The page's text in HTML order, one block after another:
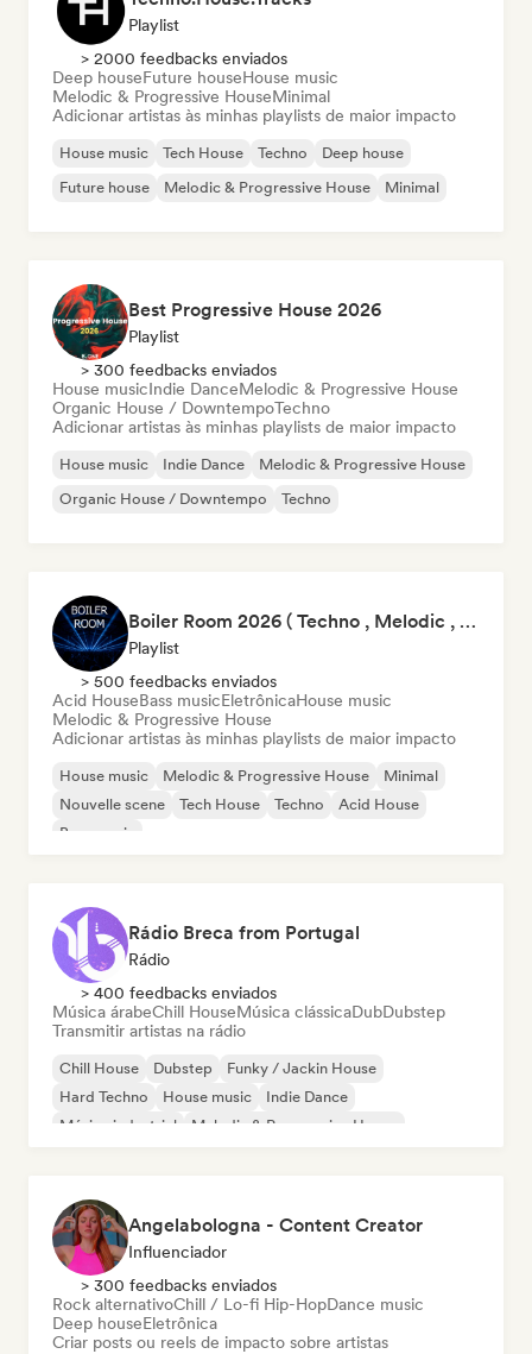
Playlist
> 2000 feedbacks enviados
Deep houseFuture houseHouse music
Melodic & Progressive HouseMinimal
Adicionar artistas às minhas playlists de maior impacto
House music Tech House Techno
Deep house
Future house
Melodic & Progressive House Minimal
Best Progressive House 2026
Playlist
> 300 feedbacks enviados
House musicIndie DanceMelodic & Progressive House
Organic House / DowntempoTechno
Adicionar artistas às minhas playlists de maior impacto
House music Indie Dance
Melodic & Progressive House
Organic House / Downtempo
Techno
Boiler Room 2026 ( Techno , Melodic , Underground )
Playlist
> 500 feedbacks enviados
Acid HouseBass musicEletrônicaHouse music
Melodic & Progressive House
Adicionar artistas às minhas playlists de maior impacto
House music Melodic & Progressive House
Minimal
Nouvelle scene
Tech House Techno
Acid House
Bass music
Rádio Breca from Portugal
Rádio
> 400 feedbacks enviados
Música árabeChill HouseMúsica clássicaDubDubstep
Transmitir artistas na rádio
Chill House Dubstep
Funky / Jackin House
Hard Techno
House music
Indie Dance
Música industrial
Melodic & Progressive House
Angelabologna - Content Creator
Influenciador
> 300 feedbacks enviados
Rock alternativoChill / Lo-fi Hip-HopDance music
Deep houseEletrônica
Criar posts ou reels de impacto sobre artistas